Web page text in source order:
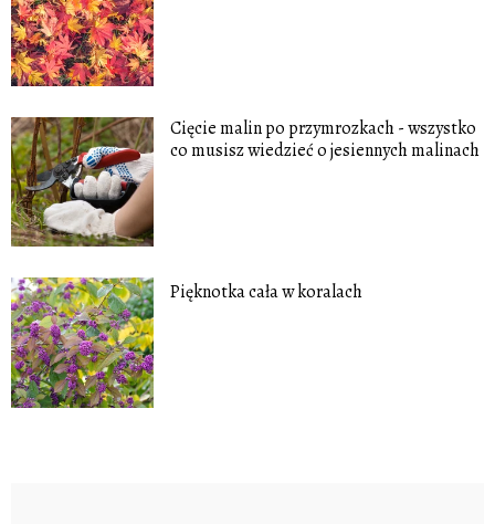
Cięcie malin po przymrozkach - wszystko
co musisz wiedzieć o jesiennych malinach
Pięknotka cała w koralach